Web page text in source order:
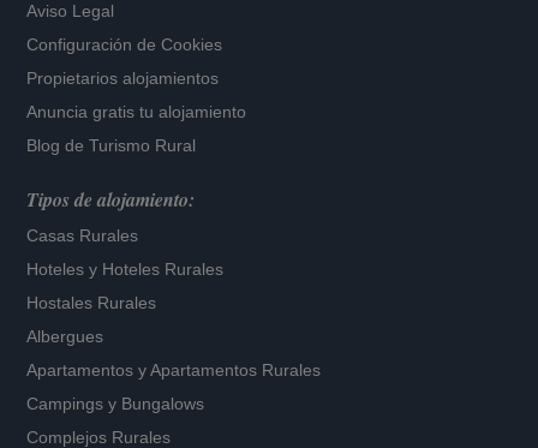
Aviso Legal
Configuración de Cookies
Propietarios alojamientos
Anuncia gratis tu alojamiento
Blog de Turismo Rural
Tipos de alojamiento:
Casas Rurales
Hoteles y Hoteles Rurales
Hostales Rurales
Albergues
Apartamentos yApartamentos Rurales
Campings y Bungalows
Complejos Rurales